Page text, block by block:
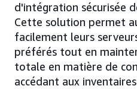
d'intégration sécurisée
Cette solution permet
facilement leurs
préférés tout en
totale en matière de
accédant aux